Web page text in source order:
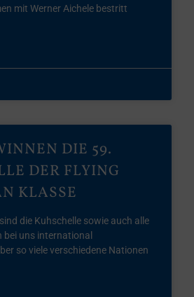
mit Werner Aichele bestritt
DIE 59.
DER FLYING
KLASSE
die Kuhschelle sowie auch alle
bei uns international
so viele verschiedene Nationen